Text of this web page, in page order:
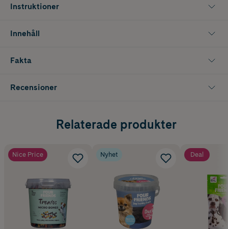
Instruktioner
Innehåll
Fakta
Recensioner
Relaterade produkter
Nice Price Nyhet Deal